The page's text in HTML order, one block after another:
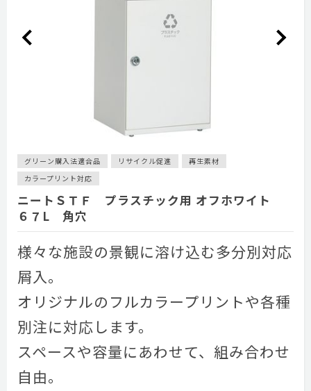
グリーン購入法適合品 リサイクル促進
再生素材
カラープリント対応
ニートＳＴＦ プラスチック用 オフホワイト
６７L 角穴
様々な施設の景観に溶け込む多分別対応
屑入。
オリジナルのフルカラープリントや各種
別注に対応します。
スペースや容量にあわせて、組み合わせ
自由。